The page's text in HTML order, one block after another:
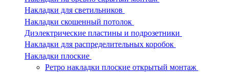
Накладки для светильников
Накладки скошенный потолок
Диэлектрические пластины и подрозетники
Накладки для распределительных коробок
Накладки плоские
Ретро накладки плоские открытый монтаж